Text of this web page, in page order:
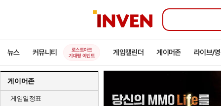
인
뉴스 커뮤니티
로스트아크
기대평 이벤트
게임캘린더 게이머존 라이브/
게이머존
게임일정표